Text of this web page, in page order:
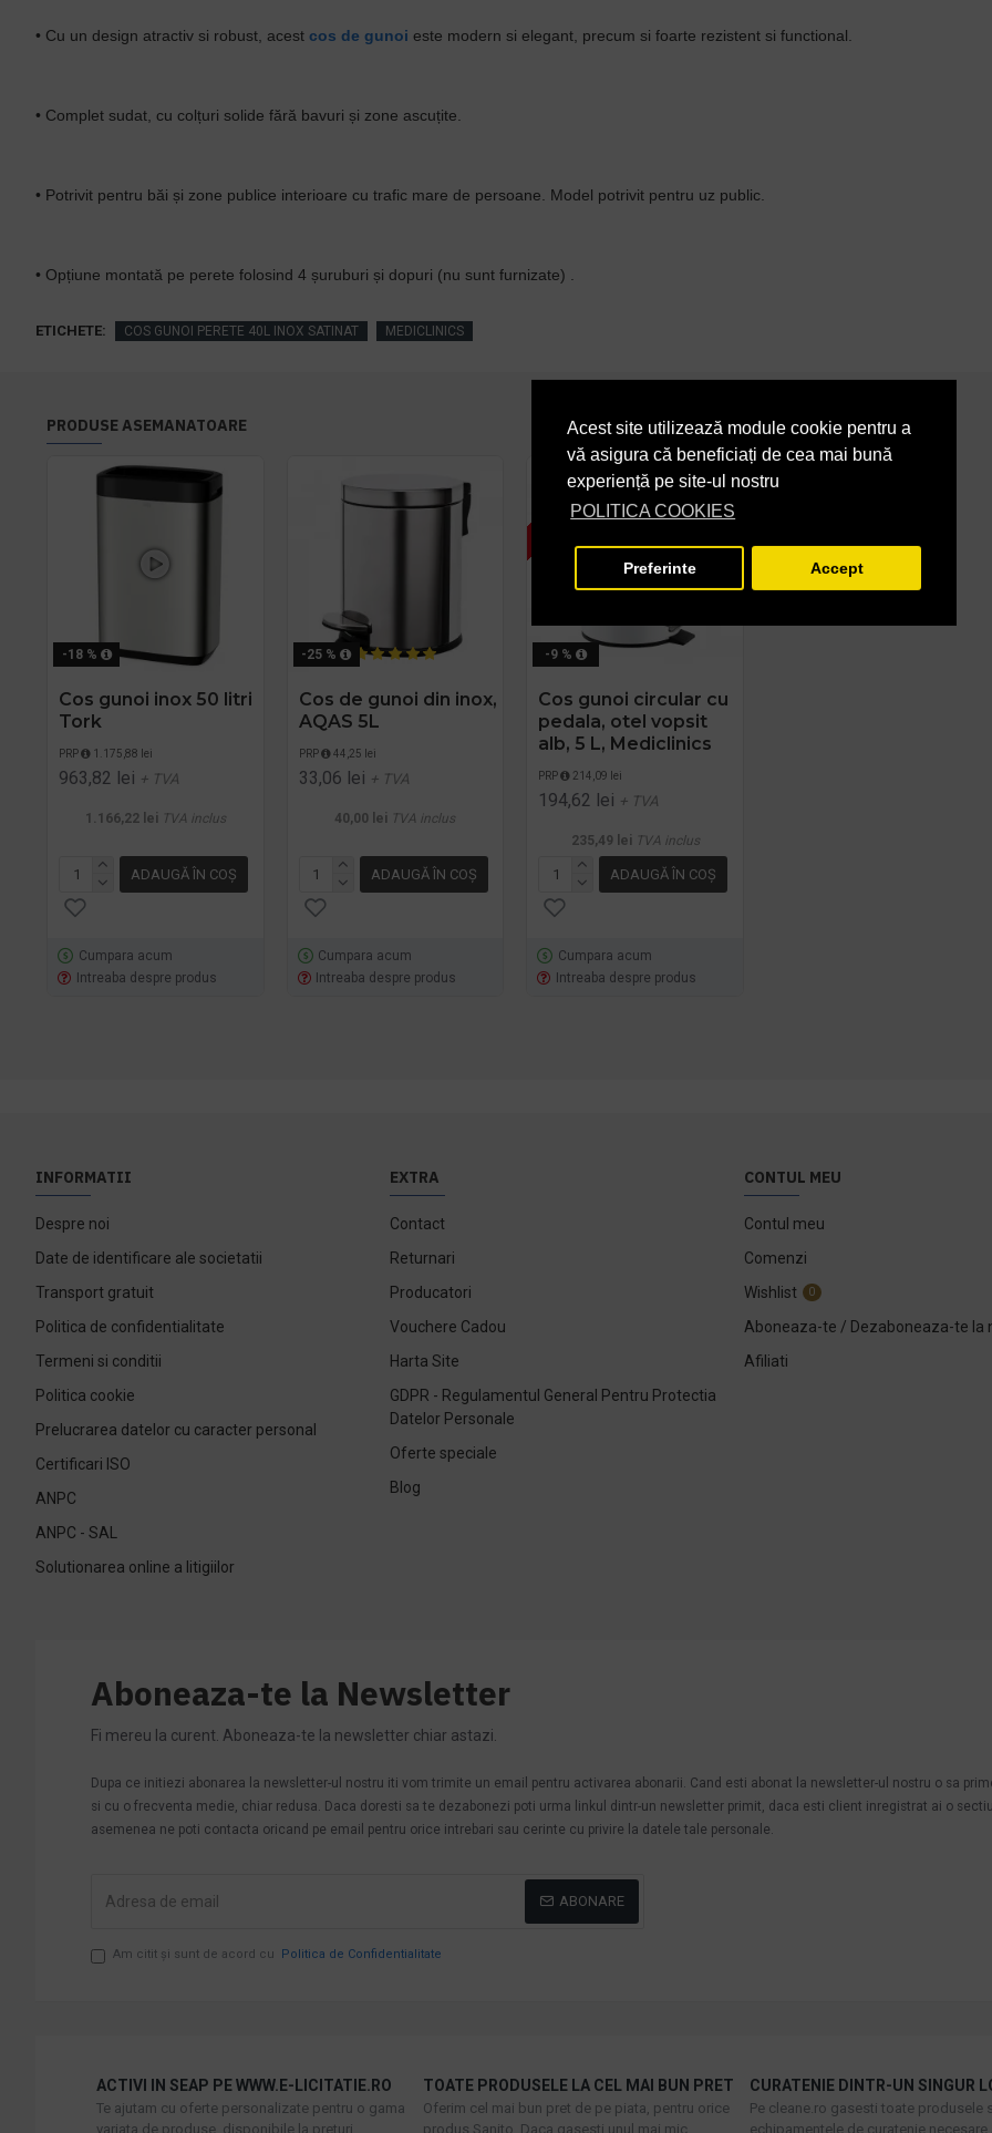
Acest site utilizează module cookie pentru a
vă asigura că beneficiați de cea mai bună
experiență pe site-ul nostru
POLITICA COOKIES
Preferinte Accept
• Cu un design atractiv si robust, acest cos de gunoi este modern si elegant, precum si foarte rezistent si functional.
• Complet sudat, cu colțuri solide fără bavuri și zone ascuțite.
• Potrivit pentru băi și zone publice interioare cu trafic mare de persoane. Model potrivit pentru uz public.
• Opțiune montată pe perete folosind 4 șuruburi și dopuri (nu sunt furnizate) .
ETICHETE: COS GUNOI PERETE 40L INOX SATINAT MEDICLINICS
PRODUSE ASEMANATOARE
-18 %
Cos gunoi inox 50 litri
Tork
PRP 1.175,88 lei
963,82 lei + TVA
1.166,22 lei TVA inclus
ADAUGĂ ÎN COŞ
Cumpara acum
Intreaba despre produs
-25 %
Cos de gunoi din inox,
AQAS 5L
PRP 44,25 lei
33,06 lei + TVA
40,00 lei TVA inclus
ADAUGĂ ÎN COŞ
Cumpara acum
Intreaba despre produs
-9 %
7 - 14 ZILE
Cos gunoi circular cu
pedala, otel vopsit
alb, 5 L, Mediclinics
PRP 214,09 lei
194,62 lei + TVA
235,49 lei TVA inclus
ADAUGĂ ÎN COŞ
Cumpara acum
Intreaba despre produs
2 - 3 SAPTAMANI
INFORMATII
Despre noi
Date de identificare ale societatii
Transport gratuit
Politica de confidentialitate
Termeni si conditii
Politica cookie
Prelucrarea datelor cu caracter personal
Certificari ISO
ANPC
ANPC - SAL
Solutionarea online a litigiilor
EXTRA
Contact
Returnari
Producatori
Vouchere Cadou
Harta Site
GDPR - Regulamentul General Pentru Protectia
Datelor Personale
Oferte speciale
Blog
CONTUL MEU
Contul meu
Comenzi
Wishlist
0
Aboneaza-te / Dezaboneaza-te la
Afiliati
Aboneaza-te la Newsletter
Fi mereu la curent. Aboneaza-te la newsletter chiar astazi.
Dupa ce initiezi abonarea la newsletter-ul nostru iti vom trimite un email pentru activarea abonarii. Cand esti abonat la newsletter-ul nostru o sa
si cu o frecventa medie, chiar redusa. Daca doresti sa te dezabonezi poti urma linkul dintr-un newsletter primit, daca esti client inregistrat ai o
asemenea ne poti contacta oricand pe email pentru orice intrebari sau cerinte cu privire la datele tale personale.
ABONARE
Am citit şi sunt de acord cu Politica de Confidentialitate
ACTIVI IN SEAP PE WWW.E-LICITATIE.RO
Te ajutam cu oferte personalizate pentru o gama
variata de produse, disponibile la preturi
TOATE PRODUSELE LA CEL MAI BUN PRET
Oferim cel mai bun pret de pe piata, pentru orice
produs Sanito. Daca gasesti unul mai mic,
CURATENIE DINTR-UN SINGUR
Pe cleane.ro gasesti toate produsele
echipamentele de curatenie necesare